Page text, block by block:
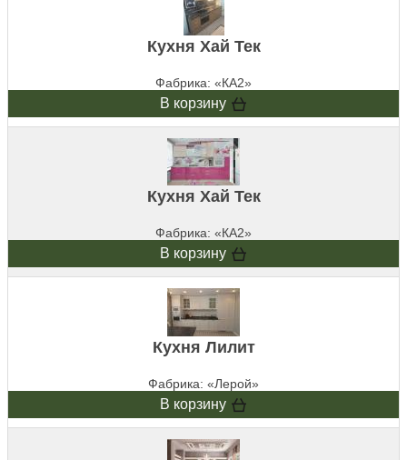
Кухня Хай Тек
Фабрика: «КА2»
В корзину
Кухня Хай Тек
Фабрика: «КА2»
В корзину
Кухня Лилит
Фабрика: «Лерой»
В корзину